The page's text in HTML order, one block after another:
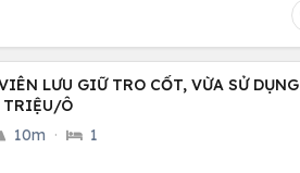
LƯU GIỮ TRO CỐT, VỪA SỬ DỤNG
TRIỆU/Ô
10m · 1